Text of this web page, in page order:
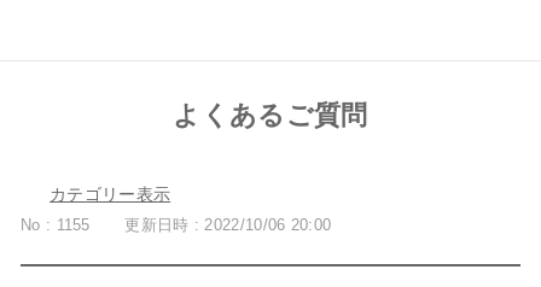
よくあるご質問
カテゴリー表示
No : 1155 更新日時 : 2022/10/06 20:00